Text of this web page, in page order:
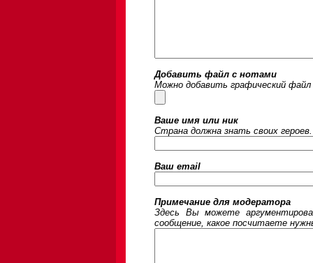
Добавить файл с нотами
Можно добавить графический
Ваше имя или ник
Страна должна знать своих
Ваш email
Примечание для модератора
Здесь Вы можете
сообщение, какое посчитаете